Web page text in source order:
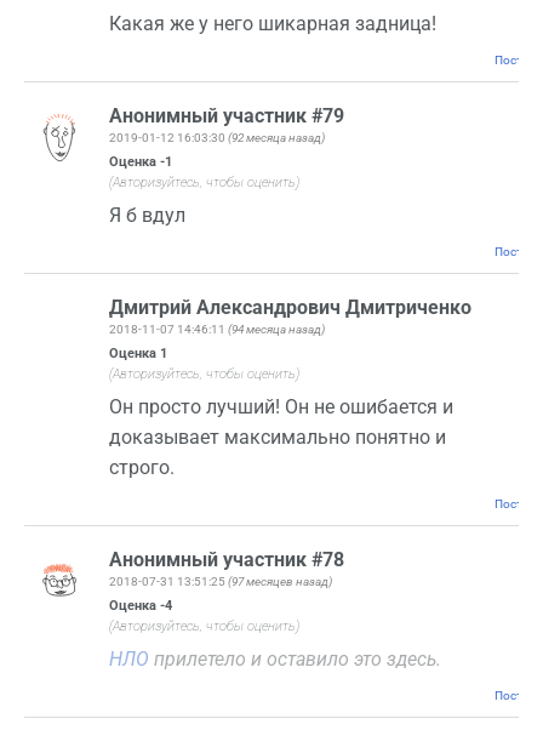
Какая же у него шикарная задница!
Анонимный участник #79
2019-01-12 16:03:30 (92 месяца назад)
Оценка -1
(Авторизуйтесь, чтобы оценить)
Я б вдул
Дмитрий Александрович Дмитриченко
2018-11-07 14:46:11 (94 месяца назад)
Оценка 1
(Авторизуйтесь, чтобы оценить)
Он просто лучший! Он не ошибается и
доказывает максимально понятно и
строго.
Анонимный участник #78
2018-07-31 13:51:25 (97 месяцев назад)
Оценка -4
(Авторизуйтесь, чтобы оценить)
НЛО прилетело и оставило это здесь.